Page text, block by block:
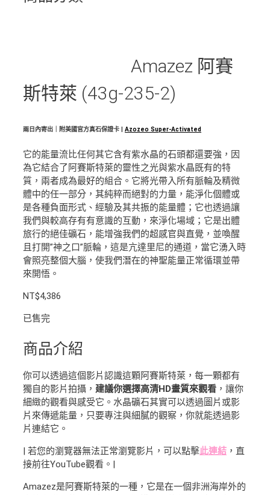
Amazez 阿賽
斯特萊 (43g-235-2)
兩日內寄出｜附美國官方真石保證卡 | Azozeo Super-Activated
它的能量流比任何其它含有紫水晶的石頭都還要強，因
為它結合了阿賽斯特萊的靈性之光與紫水晶既有的特
質，兩者成為最好的組合。它將光帶入所有脈輪及精微
體中的任一部分，其純粹而絕對的力量，能淨化個體或
是各種負面形式、經驗及其共振的能量體；它也透過讓
我們與較高存有有意識的互動，來淨化場域；它是出體
旅行的絕佳礦石，能增強我們的超感官與直覺，並喚醒
且打開”神之口”脈輪，這是亢達里尼的通道，當它湧入時
會照亮整個大腦，使我們潛在的神聖能量正常循環並帶
來開悟。
NT$4,386
已售完
商品介紹
你可以透過這個影片認識這顆阿賽斯特萊，每一顆都有
獨自的影片拍攝， 建議你選擇高清HD畫質來觀看 ，讓你
細緻的觀看與感受它。水晶礦石其實可以透過圖片或影
片來傳遞能量，只要專注與細膩的觀察，你就能透過影
片連結它。
| 若您的瀏覽器無法正常瀏覽影片，可以點擊此連結 ，直
接前往YouTube觀看。|
Amazez是阿賽斯特萊的一種，它是在一個非洲海岸外的